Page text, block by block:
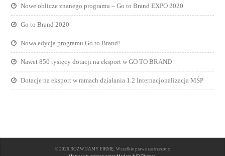
Nowe oblicze znanego programu – Go to Brand EXPO 2020
Go to Brand 2020
Nowa edycja programu Go to Brand!
Nawet 850 tysięcy dotacji na eksport w GO TO BRAND
Dotacje na eksport w ramach działania 1.2 Internacjonalizacja MŚP
© 2026 ROZWIJAMY FIRMĘ. Wszelkie prawa zastrzeżone.